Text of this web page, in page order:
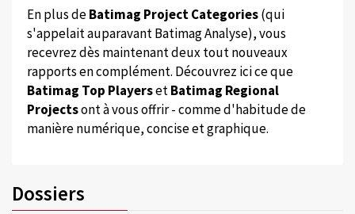
En plus deBatimag Project Categories(qui
s'appelait auparavant Batimag Analyse), vous
recevrez dès maintenant deux tout nouveaux
rapports en complément. Découvrez ici ce que
Batimag Top PlayersetBatimag Regional
Projectsont à vous offrir - comme d'habitude de
manière numérique, concise et graphique.
Dossiers